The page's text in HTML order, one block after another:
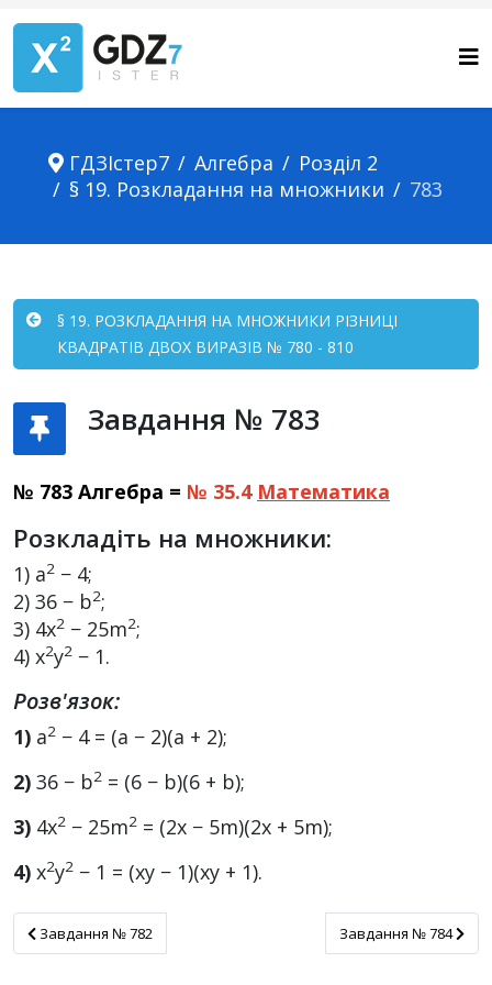
ГДЗІстер7 Алгебра
Розділ 2
§ 19. Розкладання на множники
783
§ 19. РОЗКЛАДАННЯ НА МНОЖНИКИ РІЗНИЦІ
КВАДРАТІВ ДВОХ ВИРАЗІВ № 780 - 810
Завдання № 783
№ 783 Алгебра = № 35.4 Математика
Розкладіть на множники:
1) a2 − 4;
2) 36 − b2;
3) 4x2 − 25m2;
4) x2y2 − 1.
Розв'язок:
1) a2 − 4 = (a − 2)(a + 2);
2) 36 − b2 = (6 − b)(6 + b);
3) 4x2 − 25m2 = (2x − 5m)(2x + 5m);
4) x2y2 − 1 = (xy − 1)(xy + 1).
Завдання № 782
Завдання № 782 Завдання № 784
Завдання № 784